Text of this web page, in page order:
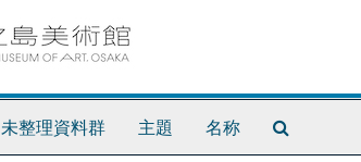
未整理資料群 主題 名称